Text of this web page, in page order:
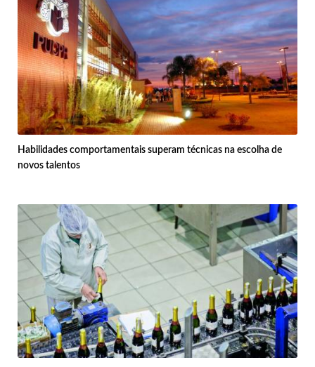
Habilidades comportamentais superam técnicas na escolha de
novos talentos